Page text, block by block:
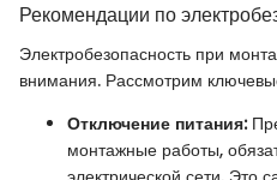
Рекомендации по
Электробезопасность при
внимания. Рассмотрим
Отключение питания:
монтажные работы,